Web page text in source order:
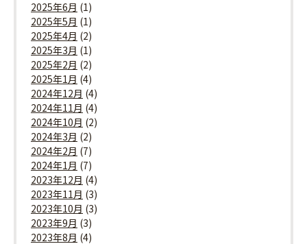
2025年6月 (1)
2025年5月 (1)
2025年4月 (2)
2025年3月 (1)
2025年2月 (2)
2025年1月 (4)
2024年12月 (4)
2024年11月 (4)
2024年10月 (2)
2024年3月 (2)
2024年2月 (7)
2024年1月 (7)
2023年12月 (4)
2023年11月 (3)
2023年10月 (3)
2023年9月 (3)
2023年8月 (4)